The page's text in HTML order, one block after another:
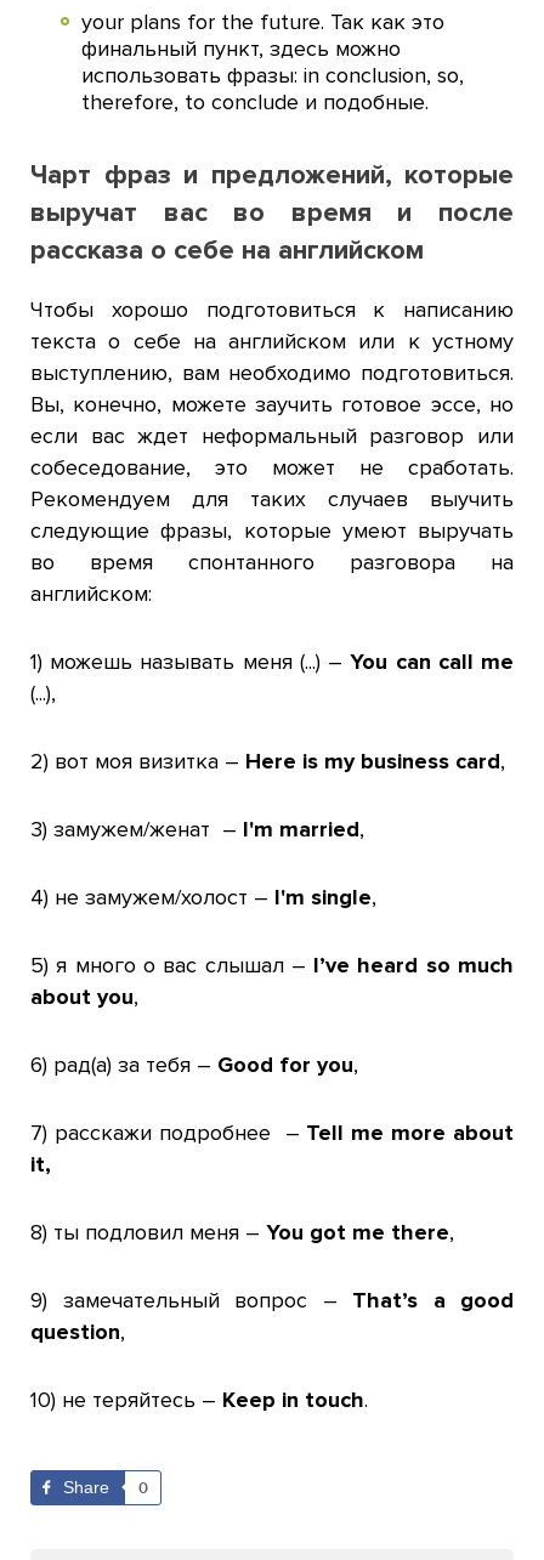
your plans for the future. Так как это
финальный пункт, здесь можно
использовать фразы: in conclusion, so,
therefore, to conclude и подобные.
Чарт фраз и предложений, которые
выручат вас во время и после
рассказа о себе на английском
Чтобы хорошо подготовиться к написанию
текста о себе на английском или к устному
выступлению, вам необходимо подготовиться.
Вы, конечно, можете заучить готовое эссе, но
если вас ждет неформальный разговор или
собеседование, это может не сработать.
Рекомендуем для таких случаев выучить
следующие фразы, которые умеют выручать
во время спонтанного разговора на
английском:
1) можешь называть меня (...) –You can call me
(...),
2) вот моя визитка – Here is my business card,
3) замужем/женат – I'm married,
4) не замужем/холост – I'm single,
5) я много о вас слышал– I’ve heard so much
about you,
6) рад(а) за тебя – Good for you,
7) расскажи подробнее – Tell me more about
it,
8) ты подловил меня – You got me there,
9) замечательный вопрос – That’s a good
question,
10) не теряйтесь – Keep in touch.
Share 0